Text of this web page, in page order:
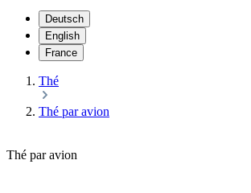
Deutsch
English
France
Thé
Thé par avion
Thé par avion